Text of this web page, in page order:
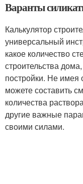
Варанты
Калькулятор
универсальный
какое количество
строительства
постройки. Не имея
можете составить
количества
другие важные
своими силами.